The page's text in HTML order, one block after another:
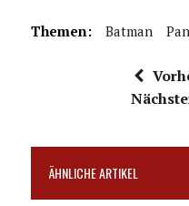
Themen: Batman
ÄHNLICHE ARTIKEL